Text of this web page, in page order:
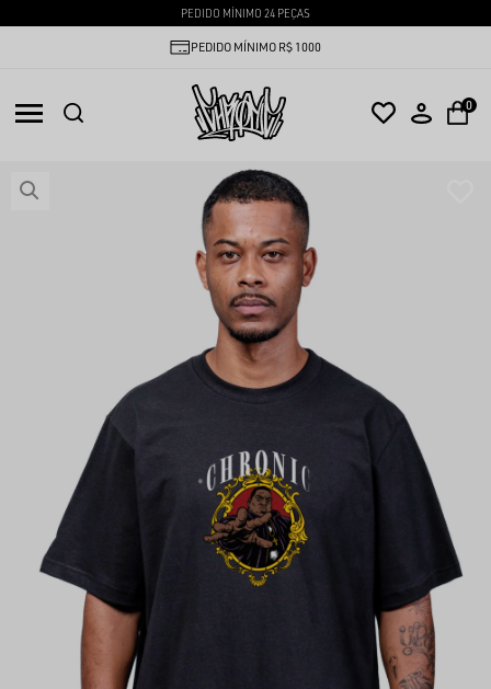
PEDIDO MÍNIMO 24 PEÇAS
PEDIDO MÍNIMO R$ 1000
0